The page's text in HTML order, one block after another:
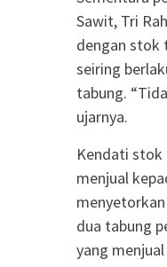
Sawit, Tri
dengan stok
seiring
tabung.
ujarnya.
Kendati stok
menjual
dua tabung
yang